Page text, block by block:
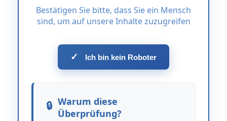
Bestätigen Sie bitte, dass Sie ein Mensch
sind, um auf unsere Inhalte zuzugreifen
✓ Ich bin kein Roboter
Warum diese
Überprüfung?